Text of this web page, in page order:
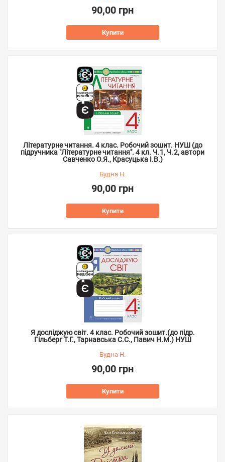
90,00 грн
Купити
Літературне читання. 4 клас. Робочий зошит. НУШ (до
підручника "Літературне читання". 4 кл. Ч.1, Ч.2, автори
Савченко О.Я., Красуцька І.В.)
Будна Н.
90,00 грн
Купити
Я досліджую світ. 4 клас. Робочий зошит.(до підр.
Гільберг Т.Г., Тарнавська С.С., Павич Н.М.) НУШ
Будна Н.
90,00 грн
Купити